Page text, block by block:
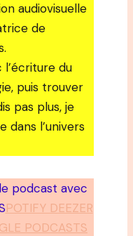
audiovisuelle
de
l’écriture du
puis trouver
pas plus, je
dans l’univers
podcast avec
POTIFY DEEZER
PODCASTS